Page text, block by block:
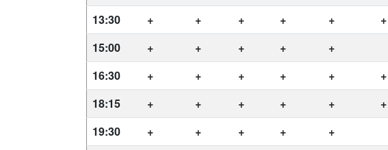
13:30
+ + + + + +
15:00
+ + + +
+
16:30
+ + + + + +
18:15
+ + + + + +
19:30
+ + + + +